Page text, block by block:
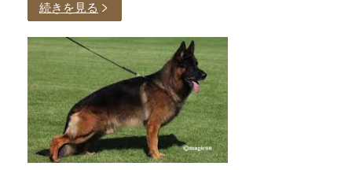
続きを見る